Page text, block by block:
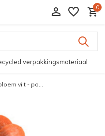
0
verpakkingsmateriaal
vilt - po...